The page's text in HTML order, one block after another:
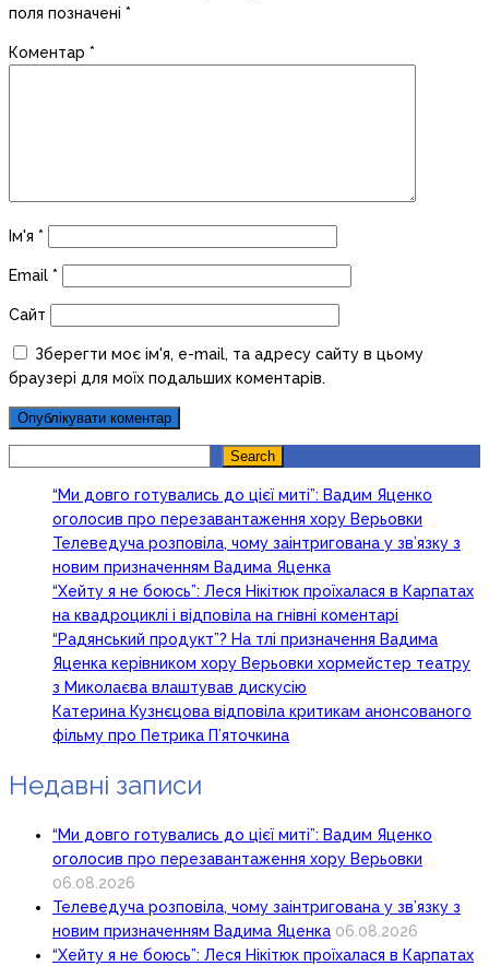
поля позначені *
Коментар *
Ім'я *
Email *
Сайт
Зберегти моє ім'я, e-mail, та адресу сайту в цьому
браузері для моїх подальших коментарів.
Search
“Ми довго готувались до цієї миті”: Вадим Яценко
оголосив про перезавантаження хору Верьовки
Телеведуча розповіла, чому заінтригована у зв’язку з
новим призначенням Вадима Яценка
“Хейту я не боюсь”: Леся Нікітюк проїхалася в Карпатах
на квадроциклі і відповіла на гнівні коментарі
“Радянський продукт”? На тлі призначення Вадима
Яценка керівником хору Верьовки хормейстер театру
з Миколаєва влаштував дискусію
Катерина Кузнєцова відповіла критикам анонсованого
фільму про Петрика П’яточкина
Недавні записи
“Ми довго готувались до цієї миті”: Вадим Яценко
оголосив про перезавантаження хору Верьовки
06.08.2026
Телеведуча розповіла, чому заінтригована у зв’язку з
новим призначенням Вадима Яценка 06.08.2026
“Хейту я не боюсь”: Леся Нікітюк проїхалася в Карпатах